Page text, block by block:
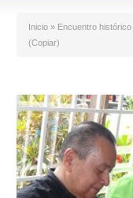
Inicio » Encuentro
(Copiar)